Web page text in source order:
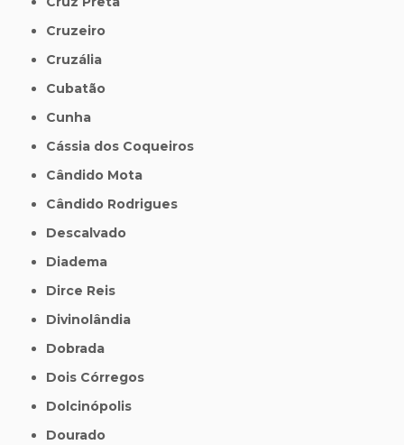
Cruzeiro
Cruzália
Cubatão
Cunha
Cássia dos Coqueiros
Cândido Mota
Cândido Rodrigues
Descalvado
Diadema
Dirce Reis
Divinolândia
Dobrada
Dois Córregos
Dolcinópolis
Dourado